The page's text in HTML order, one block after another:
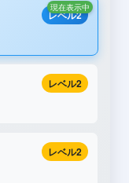
レベル2
現在表示中
レベル2
レベル2